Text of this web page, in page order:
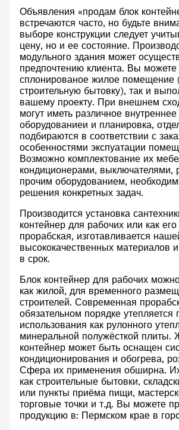
Объявления «продам блок
встречаются часто, но будьте
выборе конструкции следует
цену, но и ее состояние.
модульного здания может
предпочтению клиента. Вы можете
сплонированое жилое помещение
строительную бытовку), так и
вашему проекту. При внешнем
могут иметь различное
оборудованиеи и планировка,
подбираются в соответствии с
особенностями экспуатации
Возможно комплектование их
кондиционерами, выключателями,
прочим оборудованием,
решения конкретных задач.
Производится установка
контейнер для рабочих или как
прорабская, изготавливается
высококачественных материалов
в срок.
Блок контейнер для рабочих
как жилой, для временного
строителей. Современная
обязательном порядке
использования как рулонного
минеральной полужёсткой плиты.
контейнер может быть оснащен
кондиционирования и обогрева,
Сфера их применения обширна.
как строительные бытовки,
или пункты приёма пищи,
торговые точки и т.д. Вы можете
продукцию в: Пермском крае в